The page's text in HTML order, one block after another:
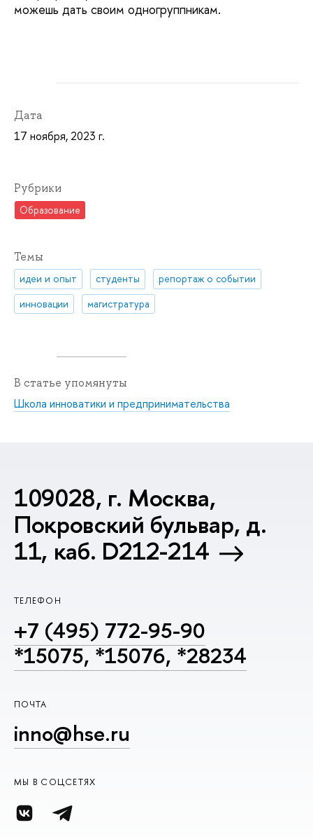
можешь дать своим одногруппникам.
Дата
17 ноября, 2023 г.
Рубрики
Образование
Темы
идеи и опыт студенты
репортаж о событии
инновации
магистратура
В статье упомянуты
Школа инноватики и предпринимательства
109028, г. Москва,
Покровский бульвар, д.
11, каб. D212-214
ТЕЛЕФОН
+7 (495) 772-95-90
*15075, *15076, *28234
ПОЧТА
inno@hse.ru
МЫ В СОЦСЕТЯХ